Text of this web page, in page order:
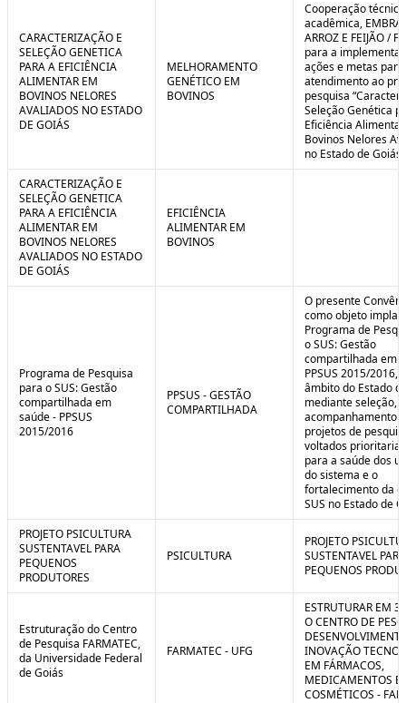
o
n
l
t
u
o
t
r
r
CARACTERIZAÇÃO E
SELEÇÃO GENETICA
PARA A EFICIÊNCIA
ALIMENTAR EM
BOVINOS NELORES
AVALIADOS NO ESTADO
DE GOIÁS
MELHORAMENTO
GENÉTICO EM
BOVINOS
Cooperação
acadêmica,
ARROZ E FEIJÃO /
para a
ações e metas
atendimento ao
pesquisa
Seleção Genética
Eficiência
Bovinos Nelores
no Estado de
CARACTERIZAÇÃO E
SELEÇÃO GENETICA
PARA A EFICIÊNCIA
ALIMENTAR EM
BOVINOS NELORES
AVALIADOS NO ESTADO
DE GOIÁS
EFICIÊNCIA
ALIMENTAR EM
BOVINOS
Programa de Pesquisa
para o SUS: Gestão
compartilhada em
saúde - PPSUS
2015/2016
PPSUS - GESTÃO
COMPARTILHADA
O presente
como objeto
Programa de
o SUS: Gestão
compartilhada em
PPSUS 2015/2016,
âmbito do Estado
mediante seleção,
acompanhamento
projetos de
voltados
para a saúde dos
do sistema e o
fortalecimento da
SUS no Estado de
PROJETO PSICULTURA
SUSTENTAVEL PARA
PEQUENOS
PRODUTORES
PSICULTURA
PROJETO
SUSTENTAVEL PARA
PEQUENOS
Estruturação do Centro
de Pesquisa FARMATEC,
da Universidade Federal
de Goiás
FARMATEC - UFG
ESTRUTURAR EM
O CENTRO DE
INOVAÇÃO
EM FÁRMACOS,
MEDICAMENTOS E
COSMÉTICOS -